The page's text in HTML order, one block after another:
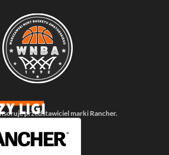
LIGI
przedstawiciel marki Rancher.